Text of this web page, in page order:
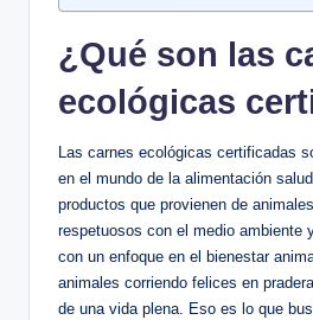
¿Qué son las
ecológicas
Las carnes ecológicas certificadas
en el mundo de la alimentación
productos que provienen de
respetuosos con el medio ambiente
con un enfoque en el bienestar
animales corriendo felices en
de una vida plena. Eso es lo que